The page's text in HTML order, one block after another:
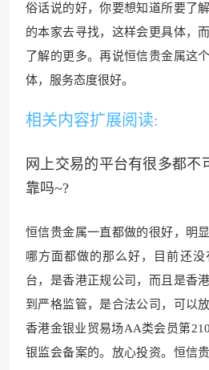
俗话说的好，你要想知道所要了
的本家去寻找，这样会更具体，而
了解的更多。再说恒信贵金属这
体，服务态度很好。
相关内容扩展阅读:
网上交易的平台有很多都不
靠吗~?
恒信贵金属一直都做的很好，明
哪方面都做的那么好，目前还
台，是香港正规公司，而且是香
到严格监管，是合法公司，可以
香港金银业贸易场AA类会员第
银监会备案的。放心投资。恒信